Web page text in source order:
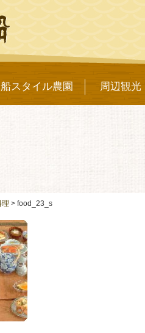
スタイル農園 周辺観光
理 > food_23_s